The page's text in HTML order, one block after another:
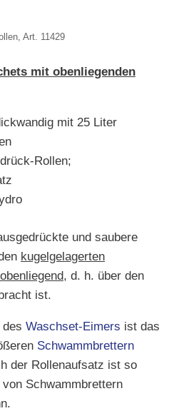
Art. 11429
mit obenliegenden
mit 25 Liter
Rollen;
und saubere
kugelgelagerten
, d. h. über den
ist.
des Waschset-Eimers ist das
Schwammbrettern
der Rollenaufsatz ist so
Schwammbrettern